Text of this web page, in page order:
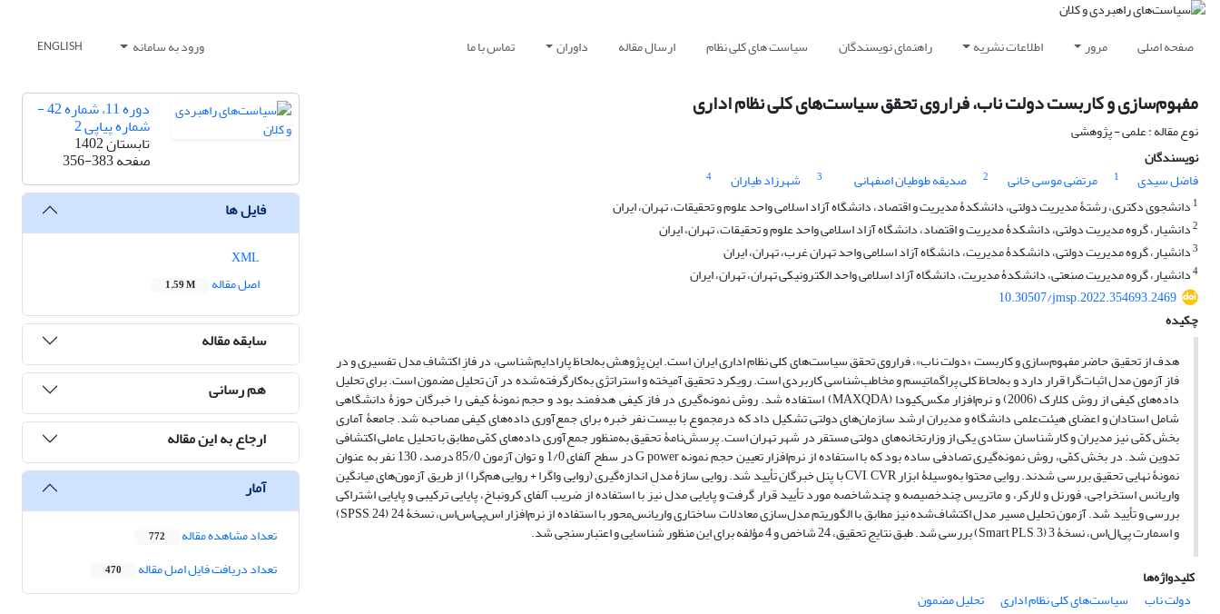
صفحه اصلی مرور اطلاعات نشریه راهنمای نویسندگان سیاست های کلی نظام ارسال مقاله داوران تماس با ما ورود به سامانه ENGLISH
مفهوم‌سازی و کاربست دولت ناب، فراروی تحقق سیاست‌های کلی نظام اداری
نوع مقاله : علمی - پژوهشی
نویسندگان
فاضل سیدی
1 مرتضی موسی خانی 2 صدیقه طوطیان اصفهانی 3 شهرزاد طیاران
4
1 دانشجوی دکتری، رشتۀ مدیریت دولتی، دانشکدۀ مدیریت و اقتصاد، دانشگاه آزاد اسلامی واحد علوم و تحقیقات، تهران، ایران
2دانشیار، گروه مدیریت دولتی، دانشکدۀ مدیریت و اقتصاد، دانشگاه آزاد اسلامی واحد علوم و تحقیقات، تهران، ایران
3دانشیار، گروه مدیریت دولتی، دانشکدۀ مدیریت، دانشگاه آزاد اسلامی واحد تهران غرب، تهران، ایران
4دانشیار، گروه مدیریت صنعتی، دانشکدۀ مدیریت، دانشگاه آزاد اسلامی واحد الکترونیکی تهران، تهران، ایران
10.30507/jmsp.2022.354693.2469
چکیده
هدف از تحقیق حاضر مفهوم‌سازی و کاربست «دولت ناب»، فراروی تحقق سیاست‌های کلی نظام اداری ایران است. این پژوهش به‌لحاظ پارادایم‌شناسی، در فازِ اکتشافِ مدل تفسیری و در
فازِ آزمونِ مدل اثبات‌گرا قرار دارد و به‌لحاظ کلی پراگماتیسم و مخاطب‌شناسی کاربردی است. رویکرد تحقیق آمیخته و استراتژی به‌کارگرفته‌شده در آن تحلیل مضمون است. برای تحلیل
داده‌های کیفی از روش کلارک (2006) و نرم‌افزار مکس‌کیودا (MAXQDA) استفاده شد. روش نمونه‌گیری در فاز کیفی هدفمند بود و حجم نمونۀ کیفی را خبرگان حوزۀ دانشگاهی
شامل استادان و اعضای هیئت‌علمی دانشگاه و مدیران ارشد سازمان‌های دولتی تشکیل داد که درمجموع با بیست نفر خبره برای جمع‌آوری داد‌ه‌های کیفی مصاحبه شد. جامعۀ آماری
بخش کمّی نیز مدیران و کارشناسان ستادی یکی از وزارتخانه‌های دولتی مستقر در شهر تهران است. پرسش‌نامۀ تحقیق به‌منظور جمع‌آوری داده‌های کمّی مطابق با تحلیل عاملی اکتشافی
تدوین شد. در بخش کمّی، روش نمونه‌گیری تصادفی ساده بود که با استفاده از نرم‌افزار تعیین حجم نمونه G power در سطح آلفای 1/0 و توان آزمون 85/0 درصد، 130 نفر به عنوان
نمونۀ نهایی تحقیق بررسی شدند. روایی محتوا به‌وسیلۀ ابزار CVI, CVR با پنل خبرگان تأیید شد. روایی سازۀ مدلِ اندازه‌گیری (روایی واگرا + روایی هم‌گرا) از طریق آزمون‌های میانگین
واریانس استخراجی، فورنل و لارکر، و ماتریس چندخصیصه و چندشاخصه مورد تأیید قرار گرفت و پایایی مدل نیز با استفاده از ضریب آلفای کرونباخ، پایایی ترکیبی و پایایی اشتراکی
بررسی و تأیید شد. آزمون تحلیل مسیر مدل اکتشاف‌شده نیز مطابق با الگوریتم مدل‌سازی معادلات ساختاری واریانس‌محور با استفاده از نرم‌افزار اس‌پی‌اس‌اس، نسخۀ 24 (SPSS, 24)
و اسمارت پی‌ال‌اس، نسخۀ 3 (Smart PLS, 3) بررسی شد. طبق نتایج تحقیق، 24 شاخص و 4 مؤلفه برای این منظور شناسایی و اعتبارسنجی شد.
کلیدواژه‌ها
دولت ناب
سیاست‌های کلی نظام اداری
تحلیل مضمون
دوره 11، شماره 42 -
شماره پیاپی 2
تابستان 1402
صفحه356-383
فایل ها
اصل مقاله
1.59 M
سابقه مقاله
هم رسانی
ارجاع به این مقاله
آمار
تعداد مشاهده مقاله 772
تعداد دریافت فایل اصل مقاله 470